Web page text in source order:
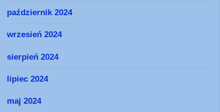
październik 2024
wrzesień 2024
sierpień 2024
lipiec 2024
maj 2024